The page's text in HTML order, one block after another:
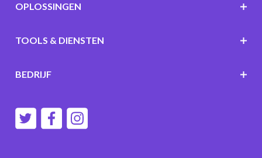
OPLOSSINGEN
TOOLS & DIENSTEN
BEDRIJF